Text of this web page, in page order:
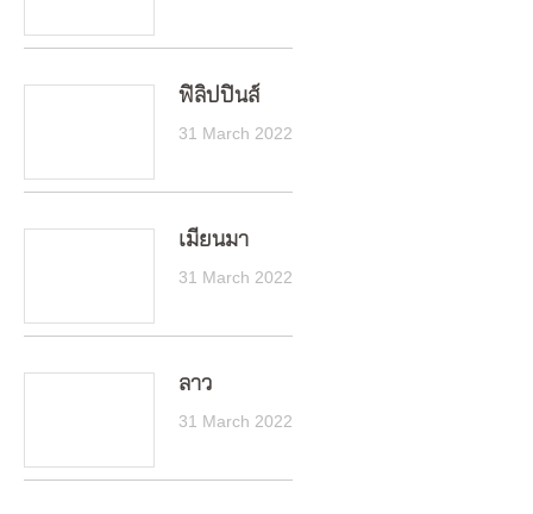
ฟิลิปปินส์
31 March 2022
เมียนมา
31 March 2022
ลาว
31 March 2022